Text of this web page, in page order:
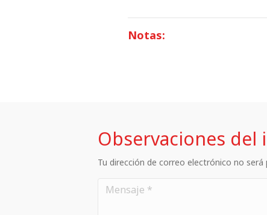
Notas:
Observaciones del
Tu dirección de correo electrónico no